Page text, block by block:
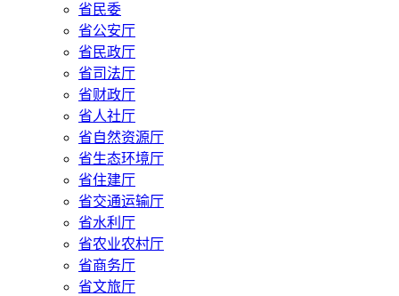
省民委
省公安厅
省民政厅
省司法厅
省财政厅
省人社厅
省自然资源厅
省生态环境厅
省住建厅
省交通运输厅
省水利厅
省农业农村厅
省商务厅
省文旅厅